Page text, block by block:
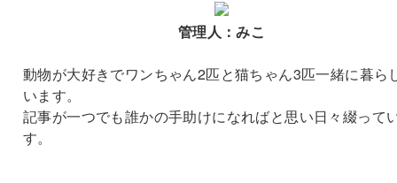
管理人：みこ
動物が大好きでワンちゃん2匹と猫ちゃん3匹一緒に暮ら
います。
記事が一つでも誰かの手助けになればと思い日々綴って
す。